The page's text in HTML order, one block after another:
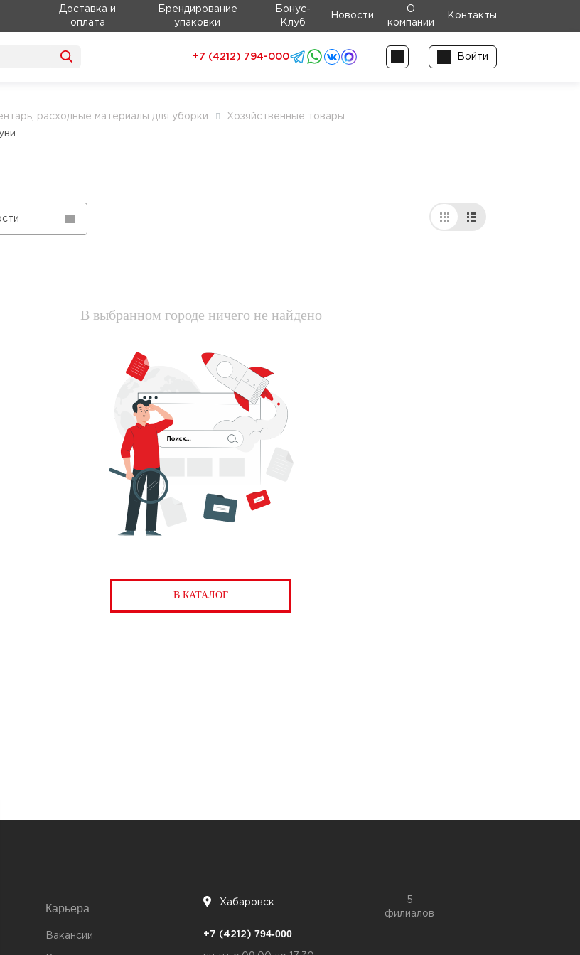
Доставка и
оплата
Брендирование
упаковки
Бонус-
Клуб
Новости
О
компании
Контакты
+7 (4212) 794-000 Войти
расходные материалы для уборки
Хозяйственные товары
В выбранном городе ничего не найдено
В КАТАЛОГ
Карьера
Вакансии
Хабаровск
5
филиалов
+7 (4212) 794-000